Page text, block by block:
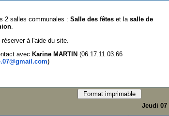
2 salles communales :Salle des fêtes et lasalle de
.
à l'aide du site.
avec Karine MARTIN (06.17.11.03.66
)
Jeudi 07